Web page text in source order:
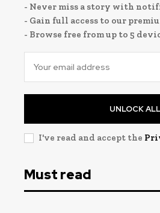
- Never miss a story with
- Gain full access to our
- Browse free from up to 5
UNLOCK ALL
I've read and accept the
Must read